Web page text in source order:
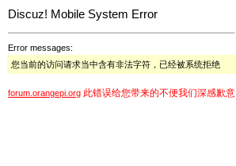
Discuz! Mobile System Error
Error messages:
您当前的访问请求当中含有非法字符，已经被系统拒绝
forum.orangepi.org 此错误给您带来的不便我们深感歉意